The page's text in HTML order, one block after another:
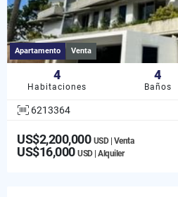
Apartamento Venta
4
Habitaciones
4
Baños
6213364
US$2,200,000 USD | Venta
US$16,000 USD | Alquiler